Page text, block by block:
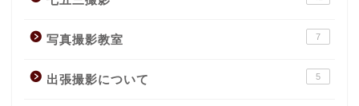
写真撮影教室 7
出張撮影について 5